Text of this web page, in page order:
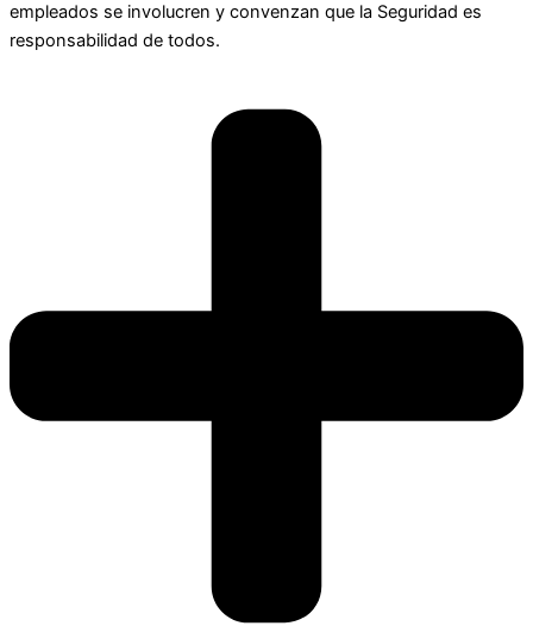
empleados se involucren y convenzan que la Seguridad es
responsabilidad de todos.